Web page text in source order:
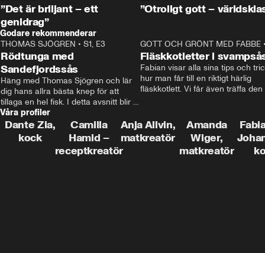
”Det är briljant – ett
genidrag”
”Otroligt gott –
Godare rekommenderar
THOMAS SJÖGREN • S1, E3
Rödtunga med
Sandefjordssås
Häng med Thomas Sjögren och lär
dig hans allra bästa knep för att
tillaga en hel fisk. I detta avsnitt blir
de helstekt rödtunga med
sandefjordssås och en magisk sallad
på pepparrot och äpple.
GOTT OCH GRÖNT MED FABBE
Fläskkotletter i
Fabian visar alla sina tips och
hur man får till en riktigt härlig
fläskkotlett. Vi får även träffa den
grisbonde på Gotland.
Våra profiler
Dante Zia,
kock
Camilla
Hamid –
receptkreatör
Anja Allvin,
matkreatör
Amanda
Wiger,
matkreatör